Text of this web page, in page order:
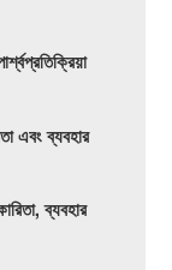
এবং ব্যবহার
ব্যবহার